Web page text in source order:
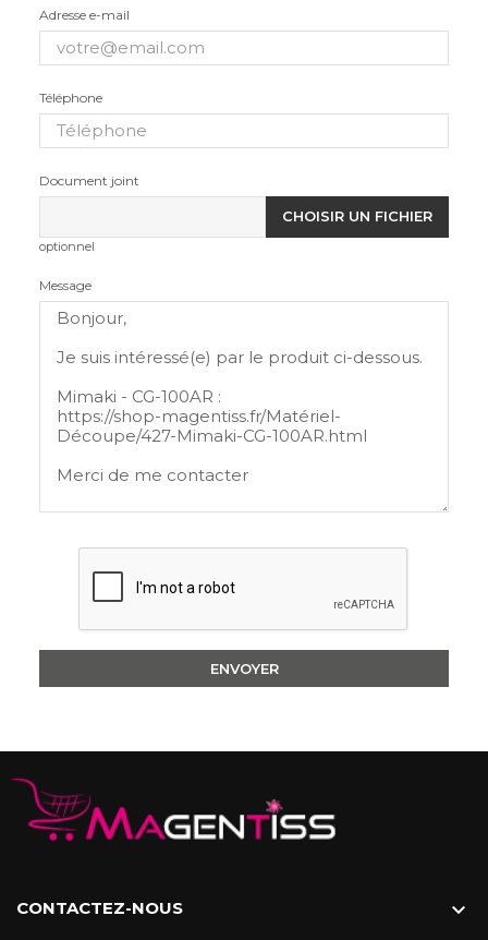
Adresse e-mail
Téléphone
Document joint
CHOISIR UN FICHIER
optionnel
Message
CONTACTEZ-NOUS 